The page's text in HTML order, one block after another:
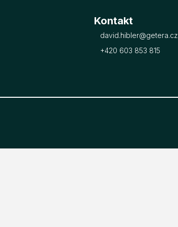
Kontakt
david.hibler@getera.cz
+420 603 853 815